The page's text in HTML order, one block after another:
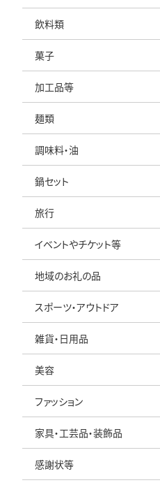
飲料類
菓子
加工品等
麺類
調味料・油
鍋セット
旅行
イベントやチケット等
地域のお礼の品
スポーツ・アウトドア
雑貨・日用品
美容
ファッション
家具・工芸品・装飾品
感謝状等